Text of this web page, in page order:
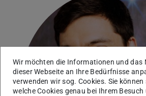
Wir möchten die Informationen und das
dieser Webseite an Ihre Bedürfnisse
verwenden wir sog. Cookies. Sie
welche Cookies genau bei Ihrem Besuch